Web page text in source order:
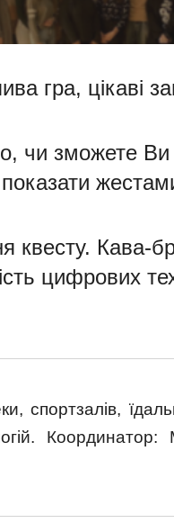
гра, цікаві
чи зможете Ви
квесту. Кава-
цифрових
спортзалів,